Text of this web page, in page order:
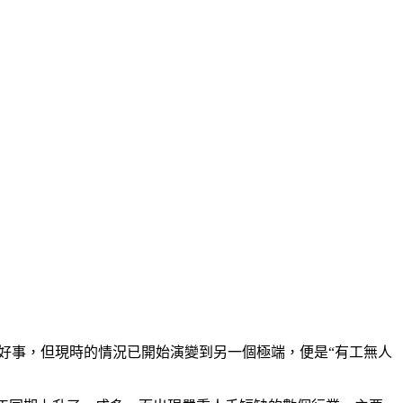
，但現時的情況已開始演變到另一個極端，便是“有工無人